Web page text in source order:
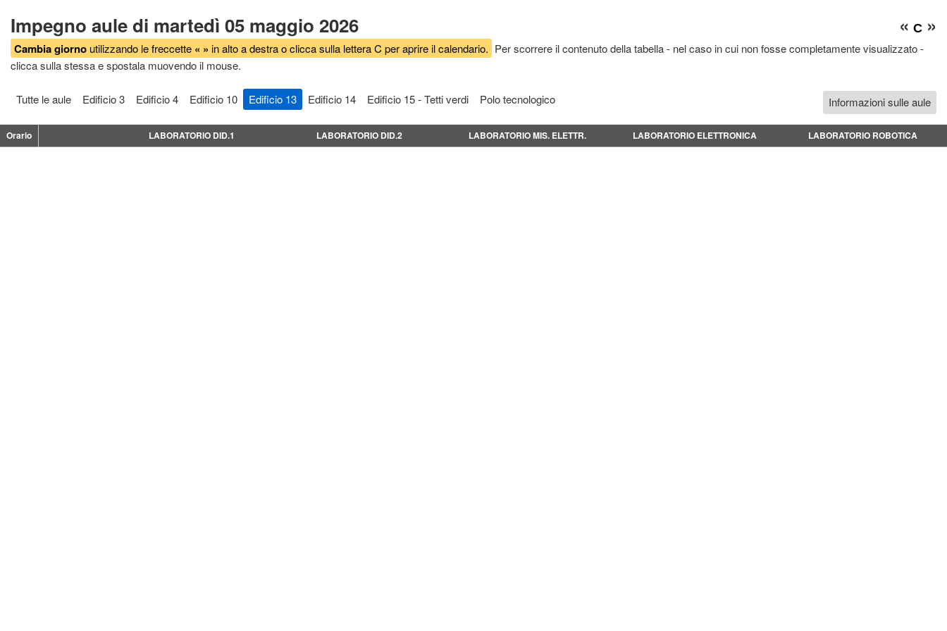
Orario
« C »
Impegno aule di martedì 05 maggio 2026
Cambia giorno utilizzando le freccette « » in alto a destra o clicca sulla lettera C per aprire il calendario. Per scorrere il contenuto della tabella - nel caso in cui non fosse completamente visualizzato -
clicca sulla stessa e spostala muovendo il mouse.
Tutte le aule Edificio 3 Edificio 4 Edificio 10 Edificio 13 Edificio 14 Edificio 15 - Tetti verdi Polo tecnologico Informazioni sulle aule
LABORATORIO DID.1 LABORATORIO DID.2 LABORATORIO MIS. ELETTR. LABORATORIO ELETTRONICA LABORATORIO ROBOTICA